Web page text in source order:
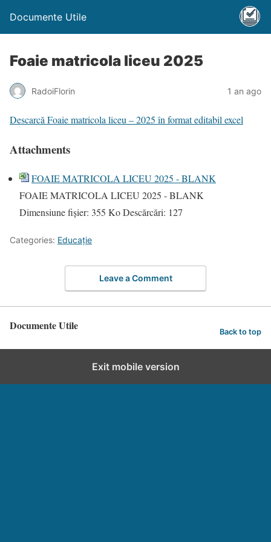
Documente Utile
Foaie matricola liceu 2025
RadoiFlorin 1 an ago
Descarcă Foaie matricola liceu – 2025 în format editabil excel
Attachments
FOAIE MATRICOLA LICEU 2025 - BLANK
FOAIE MATRICOLA LICEU 2025 - BLANK
Dimensiune fișier: 355 KoDescărcări: 127
Categories: Educație
Leave a Comment
Documente Utile Back to top
Exit mobile version